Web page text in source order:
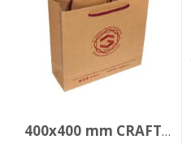
400x400 mm CRAFT ÇANTA